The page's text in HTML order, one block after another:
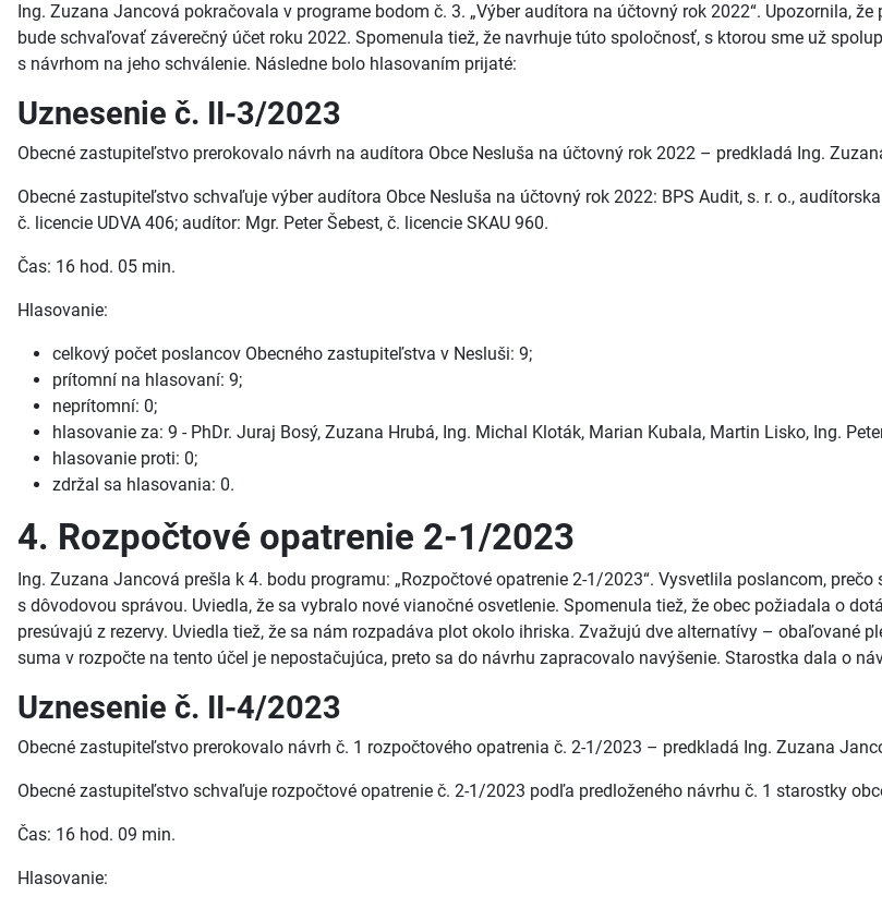
Ing. Zuzana Jancová pokračovala v programe bodom č. 3. „Výber audítora na účtovný rok 2022“. Upozornila,
bude schvaľovať záverečný účet roku 2022. Spomenula tiež, že navrhuje túto spoločnosť, s ktorou sme už
s návrhom na jeho schválenie. Následne bolo hlasovaním prijaté:
Uznesenie č. II-3/2023
Obecné zastupiteľstvo prerokovalo návrh na audítora Obce Nesluša na účtovný rok 2022 – predkladá Ing.
Obecné zastupiteľstvo schvaľuje výber audítora Obce Nesluša na účtovný rok 2022: BPS Audit, s. r. o.,
č. licencie UDVA 406; audítor: Mgr. Peter Šebest, č. licencie SKAU 960.
Čas: 16 hod. 05 min.
Hlasovanie:
celkový počet poslancov Obecného zastupiteľstva v Nesluši: 9;
prítomní na hlasovaní: 9;
neprítomní: 0;
hlasovanie za: 9 - PhDr. Juraj Bosý, Zuzana Hrubá, Ing. Michal Kloták, Marian Kubala, Martin Lisko, Ing.
hlasovanie proti: 0;
zdržal sa hlasovania: 0.
4. Rozpočtové opatrenie 2-1/2023
Ing. Zuzana Jancová prešla k 4. bodu programu: „Rozpočtové opatrenie 2-1/2023“. Vysvetlila poslancom,
s dôvodovou správou. Uviedla, že sa vybralo nové vianočné osvetlenie. Spomenula tiež, že obec požiadala o
presúvajú z rezervy. Uviedla tiež, že sa nám rozpadáva plot okolo ihriska. Zvažujú dve alternatívy – obaľované
suma v rozpočte na tento účel je nepostačujúca, preto sa do návrhu zapracovalo navýšenie. Starostka dala o
Uznesenie č. II-4/2023
Obecné zastupiteľstvo prerokovalo návrh č. 1 rozpočtového opatrenia č. 2-1/2023 – predkladá Ing. Zuzana
Obecné zastupiteľstvo schvaľuje rozpočtové opatrenie č. 2-1/2023 podľa predloženého návrhu č. 1 starostky
Čas: 16 hod. 09 min.
Hlasovanie: